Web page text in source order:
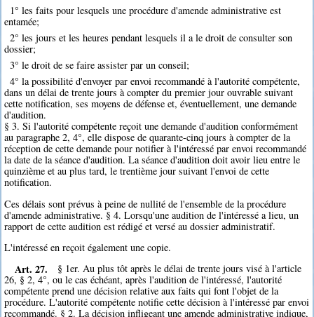
1° les faits pour lesquels une procédure d'amende administrative est
entamée;
2° les jours et les heures pendant lesquels il a le droit de consulter son
dossier;
3° le droit de se faire assister par un conseil;
4° la possibilité d'envoyer par envoi recommandé à l'autorité compétente,
dans un délai de trente jours à compter du premier jour ouvrable suivant
cette notification, ses moyens de défense et, éventuellement, une demande
d'audition.
§ 3. Si l'autorité compétente reçoit une demande d'audition conformément
au paragraphe 2, 4°, elle dispose de quarante-cinq jours à compter de la
réception de cette demande pour notifier à l'intéressé par envoi recommandé
la date de la séance d'audition. La séance d'audition doit avoir lieu entre le
quinzième et au plus tard, le trentième jour suivant l'envoi de cette
notification.
Ces délais sont prévus à peine de nullité de l'ensemble de la procédure
d'amende administrative. § 4. Lorsqu'une audition de l'intéressé a lieu, un
rapport de cette audition est rédigé et versé au dossier administratif.
L'intéressé en reçoit également une copie.
Art. 27.
§ 1er. Au plus tôt après le délai de trente jours visé à l'article
26, § 2, 4°, ou le cas échéant, après l'audition de l'intéressé, l'autorité
compétente prend une décision relative aux faits qui font l'objet de la
procédure. L'autorité compétente notifie cette décision à l'intéressé par envoi
recommandé. § 2. La décision infligeant une amende administrative indique,